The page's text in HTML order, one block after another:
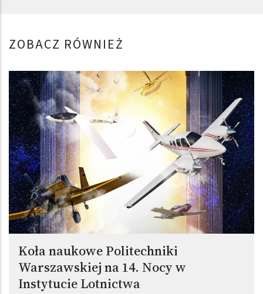
ZOBACZ RÓWNIEŻ
Obraz (old)
Koła naukowe Politechniki
Warszawskiej na 14. Nocy w
Instytucie Lotnictwa